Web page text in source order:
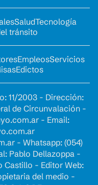
SaludTecnología
tránsito
EmpleosServicios
Edictos
11/2003 - Dirección:
de Circunvalación -
- Email:
- Whatsapp: (054)
Pablo Dellazoppa -
Castillo - Editor Web:
del medio -